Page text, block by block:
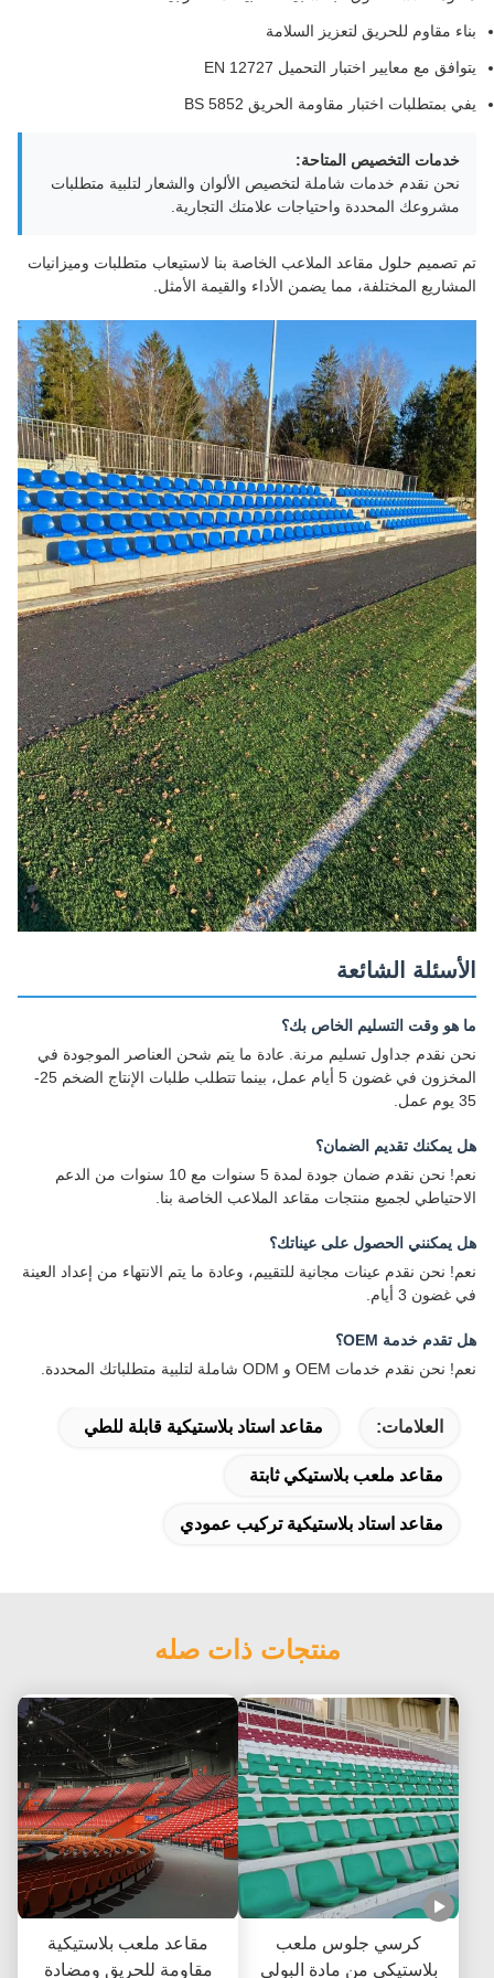
بناء مقاوم للحريق لتعزيز السلامة
يتوافق مع معايير اختبار التحميل EN 12727
يفي بمتطلبات اختبار مقاومة الحريق BS 5852
خدمات التخصيص المتاحة:
نحن نقدم خدمات شاملة لتخصيص الألوان والشعار لتلبية متطلبات
مشروعك المحددة واحتياجات علامتك التجارية.
تم تصميم حلول مقاعد الملاعب الخاصة بنا لاستيعاب متطلبات وميزانيات
المشاريع المختلفة، مما يضمن الأداء والقيمة الأمثل.
الأسئلة الشائعة
ما هو وقت التسليم الخاص بك؟
نحن نقدم جداول تسليم مرنة. عادة ما يتم شحن العناصر الموجودة في
المخزون في غضون 5 أيام عمل، بينما تتطلب طلبات الإنتاج الضخم 25-
35 يوم عمل.
هل يمكنك تقديم الضمان؟
نعم! نحن نقدم ضمان جودة لمدة 5 سنوات مع 10 سنوات من الدعم
الاحتياطي لجميع منتجات مقاعد الملاعب الخاصة بنا.
هل يمكنني الحصول على عيناتك؟
نعم! نحن نقدم عينات مجانية للتقييم، وعادة ما يتم الانتهاء من إعداد العينة
في غضون 3 أيام.
هل تقدم خدمة OEM؟
نعم! نحن نقدم خدمات OEM و ODM شاملة لتلبية متطلباتك المحددة.
العلامات: مقاعد استاد بلاستيكية قابلة للطي
مقاعد ملعب بلاستيكي ثابتة
مقاعد استاد بلاستيكية تركيب عمودي
منتجات ذات صله
كرسي جلوس ملعب
بلاستيكي من مادة البولي
مقاعد ملعب بلاستيكية
مقاومة للحريق ومضادة